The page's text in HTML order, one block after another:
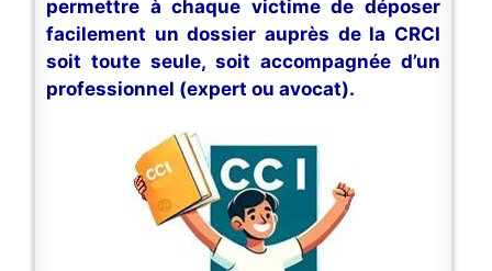
permettre à chaque victime de déposer
facilement un dossier auprès de la CRCI
soit toute seule, soit accompagnée d’un
professionnel (expert ou avocat).